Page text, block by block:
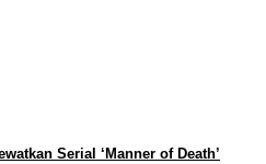
Serial ‘Manner of Death’